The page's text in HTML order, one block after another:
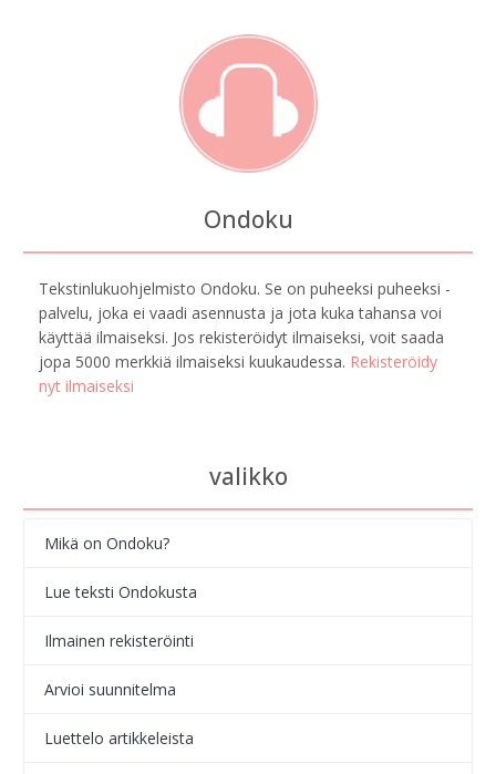
Ondoku
Tekstinlukuohjelmisto Ondoku. Se on puheeksi puheeksi -
palvelu, joka ei vaadi asennusta ja jota kuka tahansa voi
käyttää ilmaiseksi. Jos rekisteröidyt ilmaiseksi, voit saada
jopa 5000 merkkiä ilmaiseksi kuukaudessa. Rekisteröidy
nyt ilmaiseksi
valikko
Mikä on Ondoku?
Lue teksti Ondokusta
Ilmainen rekisteröinti
Arvioi suunnitelma
Luettelo artikkeleista